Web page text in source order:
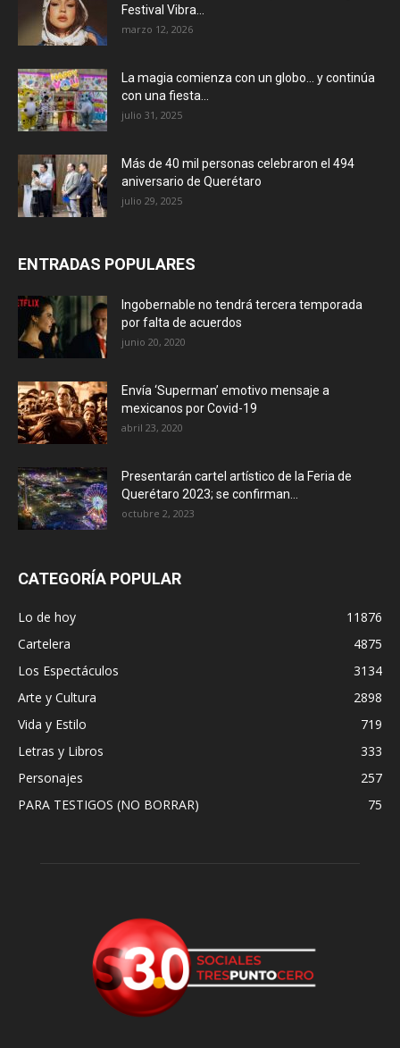
Festival Vibra...
marzo 12, 2026
La magia comienza con un globo… y continúa
con una fiesta...
julio 31, 2025
Más de 40 mil personas celebraron el 494
aniversario de Querétaro
julio 29, 2025
ENTRADAS POPULARES
Ingobernable no tendrá tercera temporada
por falta de acuerdos
junio 20, 2020
Envía ‘Superman’ emotivo mensaje a
mexicanos por Covid-19
abril 23, 2020
Presentarán cartel artístico de la Feria de
Querétaro 2023; se confirman...
octubre 2, 2023
CATEGORÍA POPULAR
Lo de hoy
11876
Cartelera
4875
Los Espectáculos
3134
Arte y Cultura
2898
Vida y Estilo
719
Letras y Libros
333
Personajes
257
PARA TESTIGOS (NO BORRAR)
75